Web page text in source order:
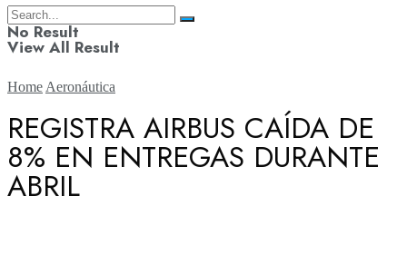
No Result
View All Result
Aerolíneas
Home Aeronáutica
REGISTRA AIRBUS CAÍDA DE
8% EN ENTREGAS DURANTE
ABRIL